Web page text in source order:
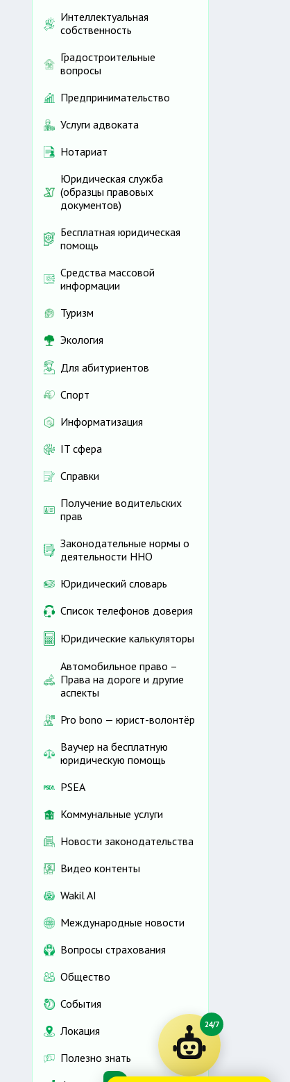
Интеллектуальная
собственность
Градостроительные
вопросы
Предпринимательство
Услуги адвоката
Нотариат
Юридическая служба
(образцы правовых
документов)
Бесплатная юридическая
помощь
Средства массовой
информации
Туризм
Экология
Для абитуриентов
Спорт
Информатизация
IT сфера
Справки
Получение водительских
прав
Законодательные нормы о
деятельности ННО
Юридический словарь
Список телефонов доверия
Юридические калькуляторы
Автомобильное право –
Права на дороге и другие
аспекты
Pro bono — юрист-волонтёр
Ваучер на бесплатную
юридическую помощь
PSEA
Коммунальные услуги
Новости законодательства
Видео контенты
Wakil AI
Международные новости
Вопросы страхования
Общество
События
Локация
Полезно знать
24/7